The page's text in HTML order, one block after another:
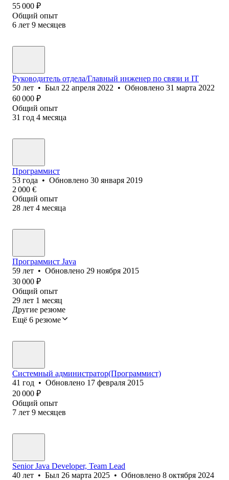
55 000 ₽
Общий опыт
6 лет 9 месяцев
Руководитель отдела/Главный инженер по связи и IT
50 лет • Был 22 апреля 2022 • Обновлено 31 марта 2022
60 000 ₽
Общий опыт
31 год 4 месяца
Программист
53 года • Обновлено 30 января 2019
2 000 €
Общий опыт
28 лет 4 месяца
Программист Java
59 лет • Обновлено 29 ноября 2015
30 000 ₽
Общий опыт
29 лет 1 месяц
Другие резюме
Ещё 6 резюме
Системный администратор(Программист)
41 год • Обновлено 17 февраля 2015
20 000 ₽
Общий опыт
7 лет 9 месяцев
Senior Java Developer, Team Lead
40 лет • Был 26 марта 2025 • Обновлено 8 октября 2024